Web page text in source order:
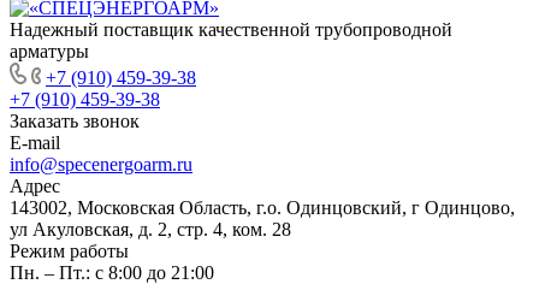
Надежный поставщик качественной трубопроводной
арматуры
+7 (910) 459-39-38
+7 (910) 459-39-38
Заказать звонок
E-mail
info@specenergoarm.ru
Адрес
143002, Московская Область, г.о. Одинцовский, г Одинцово,
ул Акуловская, д. 2, стр. 4, ком. 28
Режим работы
Пн. – Пт.: с 8:00 до 21:00